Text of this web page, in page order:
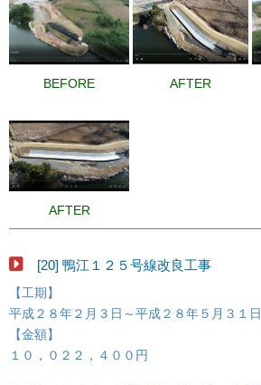
BEFORE AFTER
AFTER
[20] 鴨江１２５号線改良工事
【工期】
平成２８年２月３日～平成２８年５月３１日
【金額】
１０，０２２，４００円